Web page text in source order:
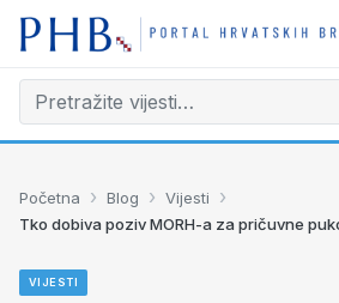
Početna › Blog › Vijesti ›
Tko dobiva poziv MORH-a za pričuvne
VIJESTI